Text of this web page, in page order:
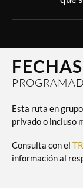
bazares nos
Régimen de
Actividades incluidas:
Esta ruta en
privado o incluso
Consulta con el
información al